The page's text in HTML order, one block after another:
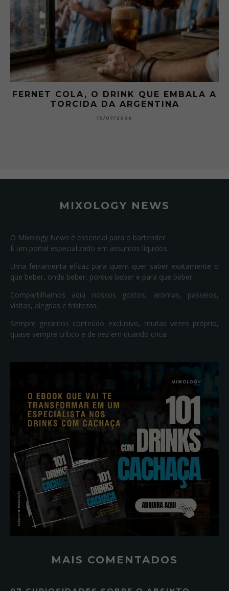
FERNET COLA, O DRINK QUE EMBALA A
TORCIDA DA ARGENTINA
19/07/2026
MIXOLOGY NEWS
O Mixology News é essencial para o bartender.
É um portal especializado em assuntos líquidos.
Uma ferramenta eficaz para quem quer saber exatamente o
que beber, onde beber, porque beber e para que beber.
Compartilhamos aqui nossos gostos, aromas, passeios,
visitas, alegrias e tristezas.
Sempre geramos conteúdo exclusivo, muitas vezes próprio,
quase sempre crítico e de vez em quando crica.
MAIS COMENTADOS